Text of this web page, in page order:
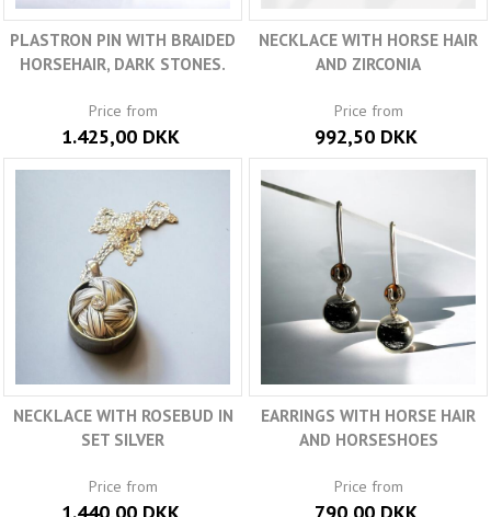
PLASTRON PIN WITH BRAIDED
HORSEHAIR, DARK STONES.
Price from
1.425,00 DKK
NECKLACE WITH HORSE HAIR
AND ZIRCONIA
Price from
992,50 DKK
NECKLACE WITH ROSEBUD IN
SET SILVER
Price from
EARRINGS WITH HORSE HAIR
AND HORSESHOES
Price from